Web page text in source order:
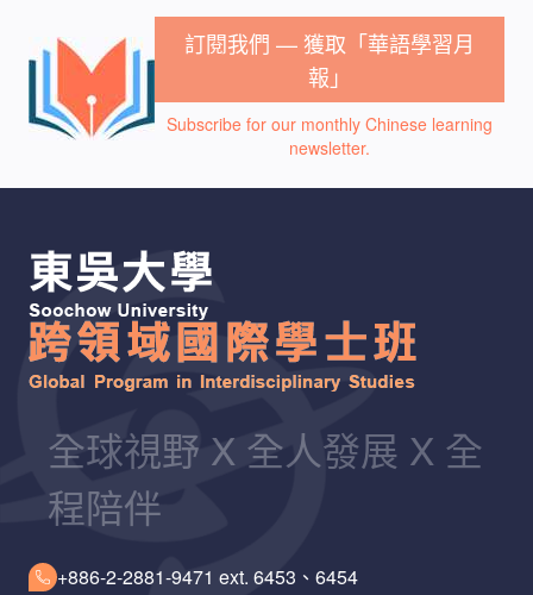
訂閱我們 — 獲取「華語學習月
報」
Subscribe for our monthly Chinese learning
newsletter.
全球視野 X 全人發展 X 全
程陪伴
+886-2-2881-9471 ext. 6453、6454